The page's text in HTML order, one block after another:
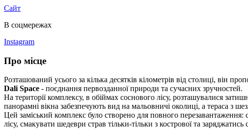
Сайт
В соцмережах
Instagram
Про місце
Розташований усього за кілька десятків кілометрів від столиці, він
Dali Space - поєднання первозданної природи та сучасних зручностей.
На території комплексу, в обіймах соснового лісу, розташувалися
панорамні вікна забезпечують вид на мальовничі околиці, а тераса з
Цей заміський комплекс було створено для повного
лісу, смакувати шедеври страв тільки-тільки з кострової та